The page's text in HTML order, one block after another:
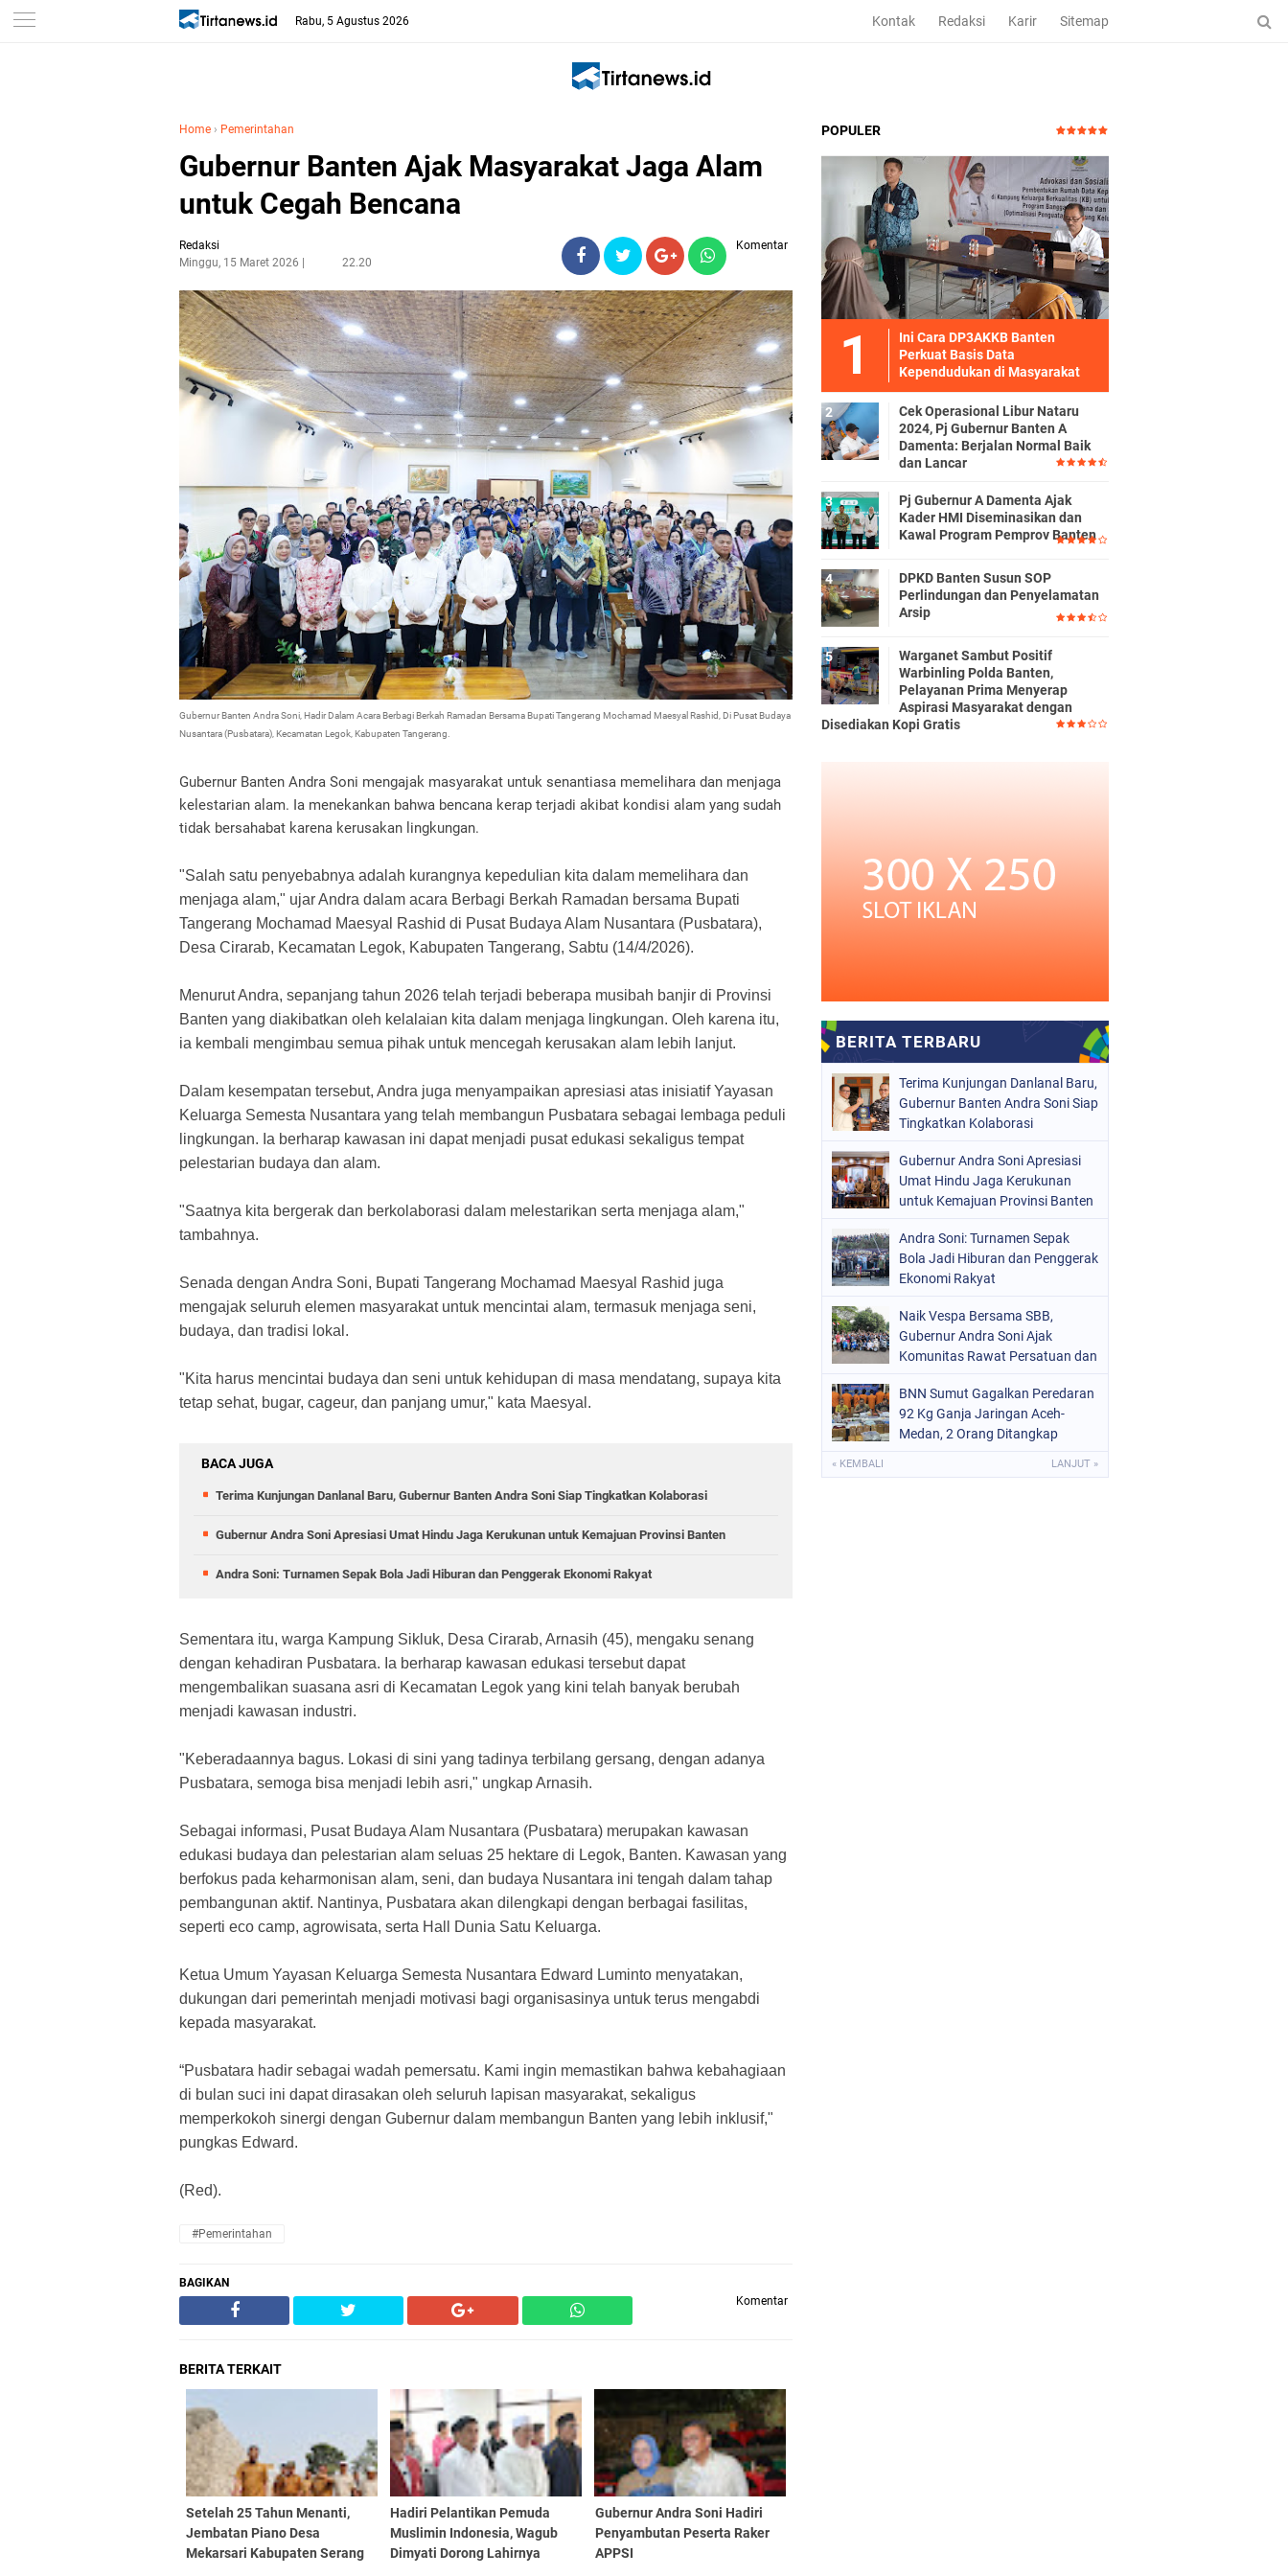
Rabu, 5 Agustus 2026 Kontak Redaksi Karir Sitemap
Home › Pemerintahan
Gubernur Banten Ajak Masyarakat Jaga Alam
untuk Cegah Bencana
Redaksi
Minggu, 15 Maret 2026
22.20
Komentar
Gubernur Banten Andra Soni, Hadir Dalam Acara Berbagi Berkah Ramadan Bersama Bupati Tangerang Mochamad Maesyal Rashid, Di Pusat Budaya
Nusantara (Pusbatara), Kecamatan Legok, Kabupaten Tangerang.
Gubernur Banten Andra Soni mengajak masyarakat untuk senantiasa memelihara dan menjaga
kelestarian alam. Ia menekankan bahwa bencana kerap terjadi akibat kondisi alam yang sudah
tidak bersahabat karena kerusakan lingkungan.
​"Salah satu penyebabnya adalah kurangnya kepedulian kita dalam memelihara dan
menjaga alam," ujar Andra dalam acara Berbagi Berkah Ramadan bersama Bupati
Tangerang Mochamad Maesyal Rashid di Pusat Budaya Alam Nusantara (Pusbatara),
Desa Cirarab, Kecamatan Legok, Kabupaten Tangerang, Sabtu (14/4/2026).
​Menurut Andra, sepanjang tahun 2026 telah terjadi beberapa musibah banjir di Provinsi
Banten yang diakibatkan oleh kelalaian kita dalam menjaga lingkungan. Oleh karena itu,
ia kembali mengimbau semua pihak untuk mencegah kerusakan alam lebih lanjut.
​Dalam kesempatan tersebut, Andra juga menyampaikan apresiasi atas inisiatif Yayasan
Keluarga Semesta Nusantara yang telah membangun Pusbatara sebagai lembaga peduli
lingkungan. Ia berharap kawasan ini dapat menjadi pusat edukasi sekaligus tempat
pelestarian budaya dan alam.
​"Saatnya kita bergerak dan berkolaborasi dalam melestarikan serta menjaga alam,"
tambahnya.
​Senada dengan Andra Soni, Bupati Tangerang Mochamad Maesyal Rashid juga
mengajak seluruh elemen masyarakat untuk mencintai alam, termasuk menjaga seni,
budaya, dan tradisi lokal.
​"Kita harus mencintai budaya dan seni untuk kehidupan di masa mendatang, supaya kita
tetap sehat, bugar, cageur, dan panjang umur," kata Maesyal.
BACA JUGA
Terima Kunjungan Danlanal Baru, Gubernur Banten Andra Soni Siap Tingkatkan Kolaborasi
Gubernur Andra Soni Apresiasi Umat Hindu Jaga Kerukunan untuk Kemajuan Provinsi Banten
Andra Soni: Turnamen Sepak Bola Jadi Hiburan dan Penggerak Ekonomi Rakyat
​Sementara itu, warga Kampung Sikluk, Desa Cirarab, Arnasih (45), mengaku senang
dengan kehadiran Pusbatara. Ia berharap kawasan edukasi tersebut dapat
mengembalikan suasana asri di Kecamatan Legok yang kini telah banyak berubah
menjadi kawasan industri.
​"Keberadaannya bagus. Lokasi di sini yang tadinya terbilang gersang, dengan adanya
Pusbatara, semoga bisa menjadi lebih asri," ungkap Arnasih.
​Sebagai informasi, Pusat Budaya Alam Nusantara (Pusbatara) merupakan kawasan
edukasi budaya dan pelestarian alam seluas 25 hektare di Legok, Banten. Kawasan yang
berfokus pada keharmonisan alam, seni, dan budaya Nusantara ini tengah dalam tahap
pembangunan aktif. Nantinya, Pusbatara akan dilengkapi dengan berbagai fasilitas,
seperti eco camp, agrowisata, serta Hall Dunia Satu Keluarga.
​Ketua Umum Yayasan Keluarga Semesta Nusantara Edward Luminto menyatakan,
dukungan dari pemerintah menjadi motivasi bagi organisasinya untuk terus mengabdi
kepada masyarakat.
​“Pusbatara hadir sebagai wadah pemersatu. Kami ingin memastikan bahwa kebahagiaan
di bulan suci ini dapat dirasakan oleh seluruh lapisan masyarakat, sekaligus
memperkokoh sinergi dengan Gubernur dalam membangun Banten yang lebih inklusif,"
pungkas Edward.
(Red).
#Pemerintahan
BAGIKAN
Komentar
BERITA TERKAIT
Setelah 25 Tahun Menanti,
Jembatan Piano Desa
Mekarsari Kabupaten Serang
Hadiri Pelantikan Pemuda
Muslimin Indonesia, Wagub
Dimyati Dorong Lahirnya
Gubernur Andra Soni Hadiri
Penyambutan Peserta Raker
APPSI
POPULER
Ini Cara DP3AKKB Banten
Perkuat Basis Data
Kependudukan di Masyarakat
Cek Operasional Libur Nataru
2024, Pj Gubernur Banten A
Damenta: Berjalan Normal Baik
dan Lancar
Pj Gubernur A Damenta Ajak
Kader HMI Diseminasikan dan
Kawal Program Pemprov Banten
DPKD Banten Susun SOP
Perlindungan dan Penyelamatan
Arsip
Warganet Sambut Positif
Warbinling Polda Banten,
Pelayanan Prima Menyerap
Aspirasi Masyarakat dengan
Disediakan Kopi Gratis
Terima Kunjungan Danlanal Baru,
Gubernur Banten Andra Soni Siap
Tingkatkan Kolaborasi
Gubernur Andra Soni Apresiasi
Umat Hindu Jaga Kerukunan
untuk Kemajuan Provinsi Banten
Andra Soni: Turnamen Sepak
Bola Jadi Hiburan dan Penggerak
Ekonomi Rakyat
Naik Vespa Bersama SBB,
Gubernur Andra Soni Ajak
Komunitas Rawat Persatuan dan
BNN Sumut Gagalkan Peredaran
92 Kg Ganja Jaringan Aceh-
Medan, 2 Orang Ditangkap
« KEMBALI LANJUT »